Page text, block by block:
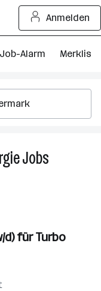
Anmelden
Job-Alarm Merkliste
Jobs
d) für Turbo